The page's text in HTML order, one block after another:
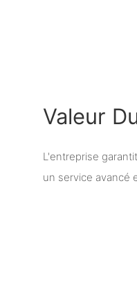
Valeur
L'entreprise
un service avancé